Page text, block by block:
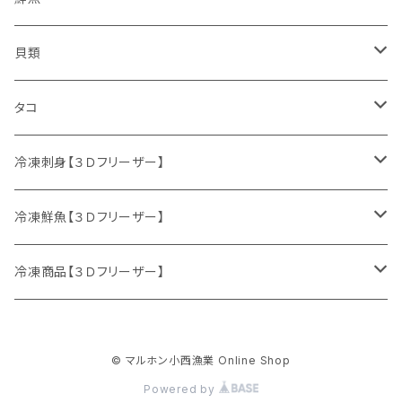
鮮魚セット
サケ
サクラマス
特別セット
マダラ
貝類
ホタテ
カキ
タコ
ミズダコ
冷凍刺身【３Ｄフリーザー】
ニシン
刺身セット
冷凍鮮魚【３Ｄフリーザー】
鮮魚セット
冷凍商品【３Ｄフリーザー】
© マルホン小西漁業 Online Shop
Powered by